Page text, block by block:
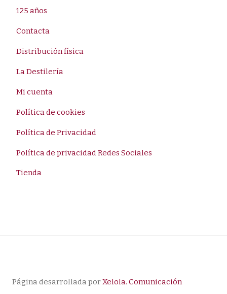
125 años
Contacta
Distribución física
La Destilería
Mi cuenta
Política de cookies
Política de Privacidad
Política de privacidad Redes Sociales
Tienda
Página desarrollada porXelola. Comunicación